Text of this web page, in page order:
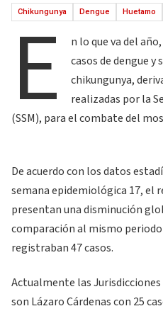
Chikungunya Dengue Huetamo
E
n lo que va del
casos de dengue
chikungunya,
realizadas por la
(SSM), para el combate del
De acuerdo con los datos
semana epidemiológica 17, el
presentan una disminución
comparación al mismo periodo
registraban 47 casos.
Actualmente las
son Lázaro Cárdenas con 25